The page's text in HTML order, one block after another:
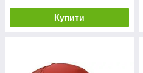
Купити